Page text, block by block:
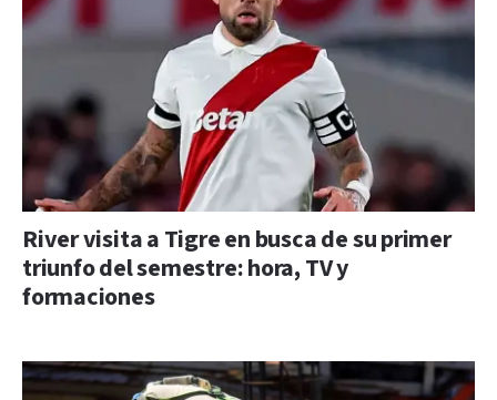
River visita a Tigre en busca de su primer
triunfo del semestre: hora, TV y
formaciones